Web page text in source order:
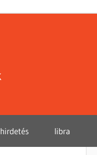
hirdetés libra